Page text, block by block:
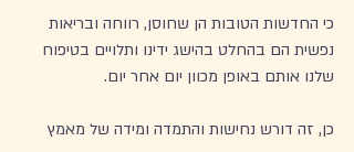
כי החדשות הטובות הן שחוסן, רווחה ובריאות
נפשית הם בהחלט בהישג ידינו ותלויים בטיפוח
שלנו אותם באופן מכוון יום אחר יום.
כן, זה דורש נחישות והתמדה ומידה של מאמץ